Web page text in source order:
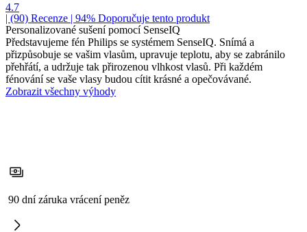
4.7
| (90) Recenze | 94% Doporučuje tento produkt
Personalizované sušení pomocí SenseIQ
Představujeme fén Philips se systémem SenseIQ. Snímá a
přizpůsobuje se vašim vlasům, upravuje teplotu, aby se zabránilo
přehřátí, a udržuje tak přirozenou vlhkost vlasů. Při každém
fénování se vaše vlasy budou cítit krásné a opečovávané.
Zobrazit všechny výhody
90 dní záruka vrácení peněz